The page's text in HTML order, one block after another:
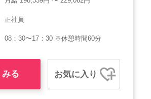
正社員
08：30〜17：30 ※休憩時間60分
る お気に入り